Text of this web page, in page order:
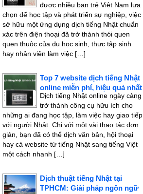
được nhiều bạn trẻ Việt Nam lựa
chọn để học tập và phát triển sự nghiệp, việc
sở hữu một ứng dụng dịch tiếng Nhật chuẩn
xác trên điện thoại đã trở thành thói quen
quen thuộc của du học sinh, thực tập sinh
hay nhân viên làm việc […]
Top 7 website dịch tiếng Nhật
online miễn phí, hiệu quả nhất
Dịch tiếng Nhật online ngày càng
trở thành công cụ hữu ích cho
những ai đang học tập, làm việc hay giao tiếp
với người Nhật. Chỉ với một vài thao tác đơn
giản, bạn đã có thể dịch văn bản, hội thoại
hay cả website từ tiếng Nhật sang tiếng Việt
một cách nhanh […]
Dịch thuật tiếng Nhật tại
TPHCM: Giải pháp ngôn ngữ